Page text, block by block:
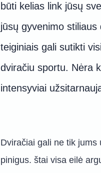
būti kelias link jūsų
jūsų gyvenimo
teiginiais gali sutikti
dviračiu sportu. Nėra
intensyviai
Dviračiai gali ne tik
pinigus. štai visa eilė